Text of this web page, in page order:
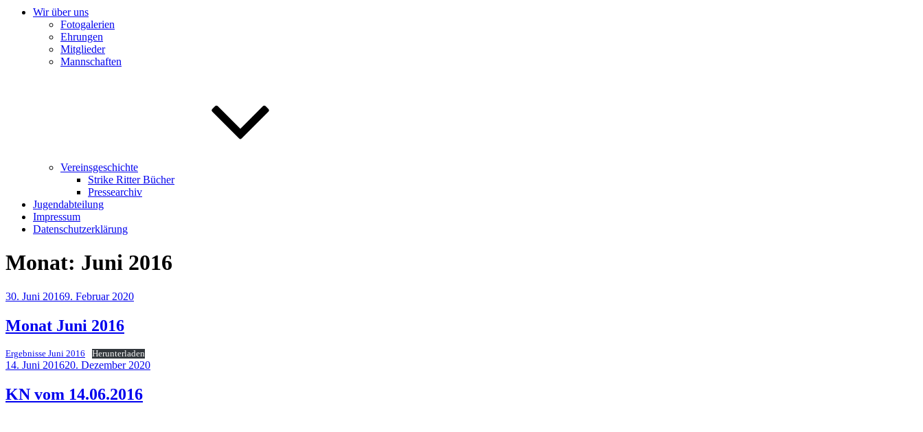
Wir über uns
Fotogalerien
Ehrungen
Mitglieder
Mannschaften
Vereinsgeschichte
Strike Ritter Bücher
Pressearchiv
Jugendabteilung
Impressum
Datenschutzerklärung
Monat: Juni 2016
Veröffentlicht
30. Juni 20169. Februar 2020
Monat Juni 2016
Ergebnisse Juni 2016 Herunterladen
Veröffentlicht
14. Juni 201620. Dezember 2020
KN vom 14.06.2016